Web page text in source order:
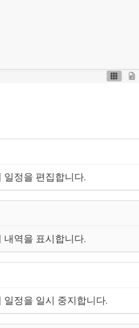
일정을 편집합니다.
내역을 표시합니다.
일정을 일시 중지합니다.